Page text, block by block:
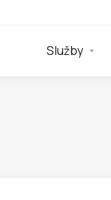
Služby